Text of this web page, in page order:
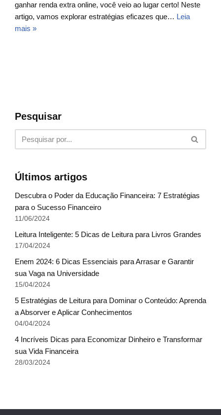
ganhar renda extra online, você veio ao lugar certo! Neste
artigo, vamos explorar estratégias eficazes que… Leia
mais »
Pesquisar
Últimos artigos
Descubra o Poder da Educação Financeira: 7 Estratégias
para o Sucesso Financeiro
11/06/2024
Leitura Inteligente: 5 Dicas de Leitura para Livros Grandes
17/04/2024
Enem 2024: 6 Dicas Essenciais para Arrasar e Garantir
sua Vaga na Universidade
15/04/2024
5 Estratégias de Leitura para Dominar o Conteúdo: Aprenda
a Absorver e Aplicar Conhecimentos
04/04/2024
4 Incríveis Dicas para Economizar Dinheiro e Transformar
sua Vida Financeira
28/03/2024